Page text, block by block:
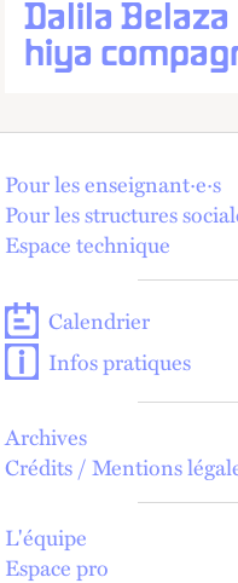
Dalila Belaza
hiya
Pour les enseignant·e·s
Pour les structures
Espace technique
Calendrier
Infos pratiques
Archives
Crédits / Mentions
L'équipe
Espace pro